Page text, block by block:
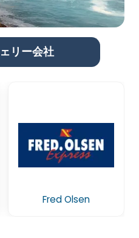
リー会社
Fred Olsen